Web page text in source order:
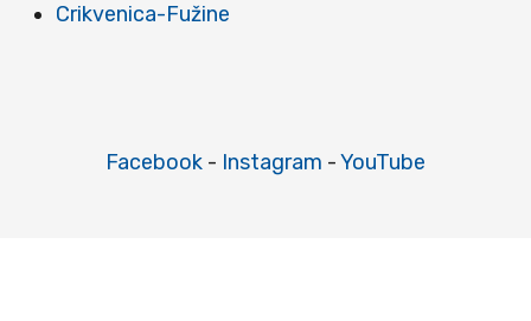
Crikvenica-Fužine
Facebook - Instagram -YouTube